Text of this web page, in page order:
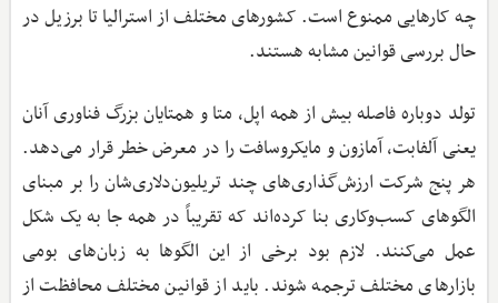
چه کارهایی ممنوع است. کشورهای مختلف از استرالیا تا برزیل در
حال بررسی قوانین مشابه هستند.
تولد دوباره فاصله بیش از همه اپل، متا و همتایان بزرگ فناوری آنان
یعنی آلفابت، آمازون و مایکروسافت را در معرض خطر قرار می‌دهد.
هر پنج شرکت ارزش‌گذاری‌های چند تریلیون‌دلاری‌شان را بر مبنای
الگوهای کسب‌وکاری بنا کرده‌اند که تقریباً در همه جا به یک شکل
عمل می‌کنند. لازم بود برخی از این الگوها به زبان‌های بومی
بازارهای مختلف ترجمه شوند. باید از قوانین مختلف محافظت از